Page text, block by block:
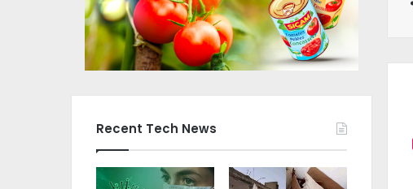
Recent Tech News